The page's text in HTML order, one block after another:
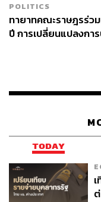
POLITICS
ทายาทคณะราษฎรร่ว
ปี การเปลี่ยนแปลงกา
TODAY